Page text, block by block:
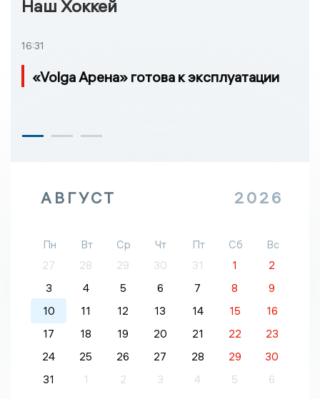
Наш Хоккей
16:31
«Volga Арена» готова к эксплуатации
АВГУСТ 2026
Пн Вт Ср Чт Пт Сб
Вс
27
28 29 30 31 1
2
3
4 5 6 7 8
9
10
11 12 13 14 15
16
17
18 19 20 21 22
23
24
25 26 27 28 29
30
31
1 2 3 4 5 6